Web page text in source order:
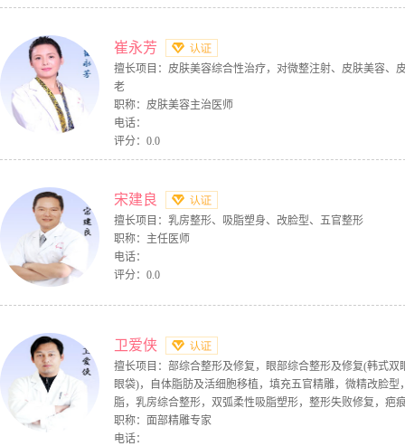
崔永芳
擅长项目：皮肤美容综合性治疗，对微整注射、皮肤美容、
老
职称：皮肤美容主治医师
电话：
评分：0.0
宋建良
擅长项目：乳房整形、吸脂塑身、改脸型、五官整形
职称：主任医师
电话：
评分：0.0
卫爱侠
擅长项目：部综合整形及修复，眼部综合整形及修复(韩式双
眼袋)，自体脂肪及活细胞移植，填充五官精雕，微精改脸型
脂，乳房综合整形，双弧柔性吸脂塑形，整形失败修复，疤
职称：面部精雕专家
电话：